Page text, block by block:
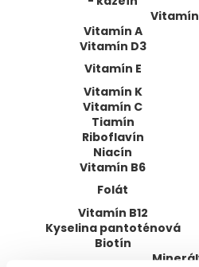
Vitamín A
Vitamín D3
Vitamín E
Vitamín K
Vitamín C
Tiamín
Riboflavín
Niacín
Vitamín B6
Folát
Vitamín B12
Kyselina pantoténová
Biotín